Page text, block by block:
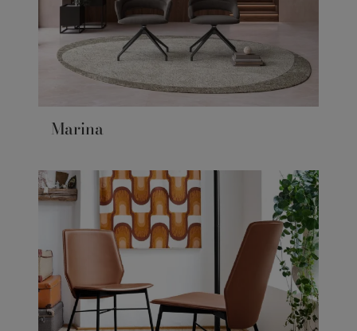
Marina